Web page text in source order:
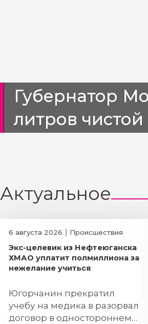
Губернатор
литров
Актуальное
6 августа 2026 Происшествия
Экс-целевик из Нефтеюганска
ХМАО уплатит полмиллиона за
нежелание учиться
Югорчанин прекратил
учебу на медика в разорвал
договор в одностороннем